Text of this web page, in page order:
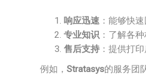
响应迅速 ：能够快
专业知识 ：了解各
售后支持 ：提供打
例如， Stratasys的服务团